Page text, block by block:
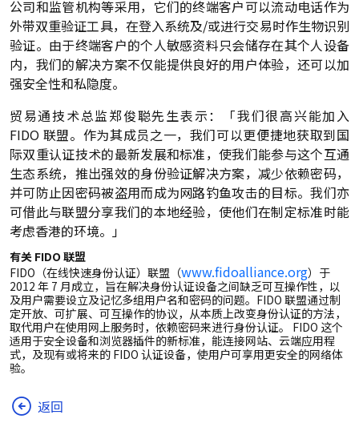
公司和监管机构等采用，它们的终端客户可以流动电话作为
外带双重验证工具，在登入系统及/或进行交易时作生物识别
验证。由于终端客户的个人敏感资料只会储存在其个人设备
内，我们的解决方案不仅能提供良好的用户体验，还可以加
强安全性和私隐度。
贸易通技术总监郑俊聪先生表示：「我们很高兴能加入
FIDO 联盟。作为其成员之一，我们可以更便捷地获取到国
际双重认证技术的最新发展和标准，使我们能参与这个互通
生态系统，推出强效的身份验证解决方案，减少依赖密码，
并可防止因密码被盗用而成为网路钓鱼攻击的目标。我们亦
可借此与联盟分享我们的本地经验，使他们在制定标准时能
考虑香港的环境。」
有关 FIDO 联盟
FIDO（在线快速身份认证）联盟（www.fidoalliance.org）于
2012 年 7 月成立，旨在解决身份认证设备之间缺乏可互操作性，以
及用户需要设立及记忆多组用户名和密码的问题。FIDO 联盟通过制
定开放、可扩展、可互操作的协议，从本质上改变身份认证的方法，
取代用户在使用网上服务时，依赖密码来进行身份认证。 FIDO 这个
适用于安全设备和浏览器插件的新标准，能连接网站、云端应用程
式，及现有或将来的 FIDO 认证设备，使用户可享用更安全的网络体
验。
返回